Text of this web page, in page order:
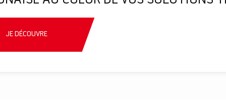
JE DÉCOUVRE